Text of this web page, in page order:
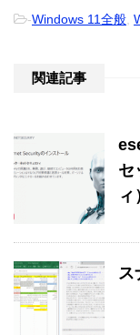
-Windows 11全般,
関連記事
ス